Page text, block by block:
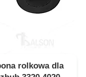
rolkowa dla